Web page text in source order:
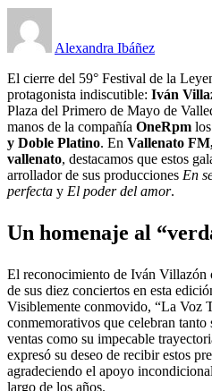
Alexandra Ibáñez
El cierre del 59° Festival de la
protagonista indiscutible: Iván
Plaza del Primero de Mayo de
manos de la compañía OneRpm
y Doble Platino. En Vallenato
vallenato, destacamos que estos
arrollador de sus producciones En
perfecta y El poder del amor.
Un homenaje al
El reconocimiento de Iván Villazón
de sus diez conciertos en esta
Visiblemente conmovido, “La Voz
conmemorativos que celebran tanto
ventas como su impecable
expresó su deseo de recibir estos
agradeciendo el apoyo
largo de los años.